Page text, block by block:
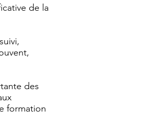
de la
des
formation